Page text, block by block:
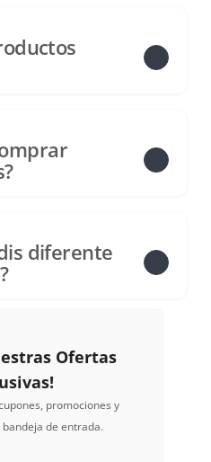
diferente
Ofertas
promociones y
de entrada.